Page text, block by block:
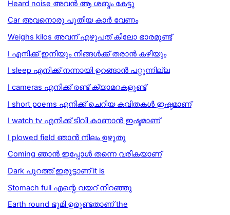
Heard noise അവന്‍ ആ ശബ്ദം കേട്ടു
Car അവനൊരു പുതിയ കാർ വേണം
Weighs kilos അവന് എഴുപത് കിലോ ഭാരമുണ്ട്
I എനിക്ക് ഇനിയും നിങ്ങള്‍ക്ക് തരാന്‍ കഴിയും
I sleep എനിക്ക് നന്നായി ഉറങ്ങാന്‍ പറ്റുന്നില്ല
I cameras എനിക്ക് രണ്ട് ക്യാമറകളുണ്ട്
I short poems എനിക്ക് ചെറിയ കവിതകൾ ഇഷ്ടമാണ്
I watch tv എനിക്ക് ടിവി കാണാൻ ഇഷ്ടമാണ്
I plowed field ഞാന്‍ നിലം ഉഴുതു
Coming ഞാൻ ഇപ്പോൾ തന്നെ വരികയാണ്
Dark പുറത്ത് ഇരുട്ടാണ് it is
Stomach full എന്റെ വയറ് നിറഞ്ഞു
Earth round ഭൂമി ഉരുണ്ടതാണ് the